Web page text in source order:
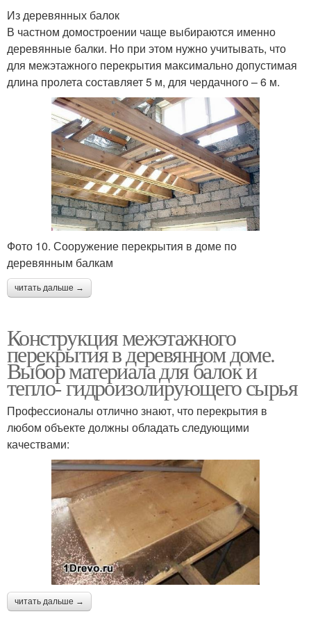
Из деревянных балок
В частном домостроении чаще выбираются именно
деревянные балки. Но при этом нужно учитывать, что
для межэтажного перекрытия максимально допустимая
длина пролета составляет 5 м, для чердачного – 6 м.
Фото 10. Сооружение перекрытия в доме по
деревянным балкам
читать дальше →
Конструкция межэтажного
перекрытия в деревянном доме.
Выбор материала для балок и
тепло- гидроизолирующего сырья
Профессионалы отлично знают, что перекрытия в
любом объекте должны обладать следующими
качествами:
читать дальше →